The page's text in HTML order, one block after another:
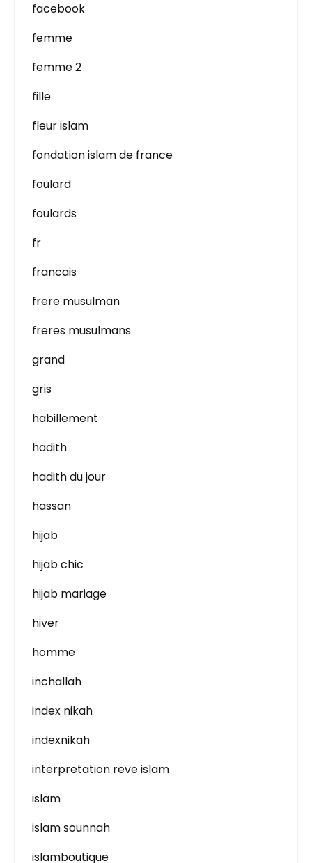
facebook
femme
femme 2
fille
fleur islam
fondation islam de france
foulard
foulards
fr
francais
frere musulman
freres musulmans
grand
gris
habillement
hadith
hadith du jour
hassan
hijab
hijab chic
hijab mariage
hiver
homme
inchallah
index nikah
indexnikah
interpretation reve islam
islam
islam sounnah
islamboutique